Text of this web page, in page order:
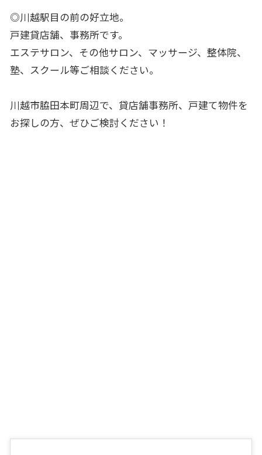
◎川越駅目の前の好立地。
戸建貸店舗、事務所です。
エステサロン、その他サロン、マッサージ、整体院、
塾、スクール等ご相談ください。
川越市脇田本町周辺で、貸店舗事務所、戸建て物件を
お探しの方、ぜひご検討ください！